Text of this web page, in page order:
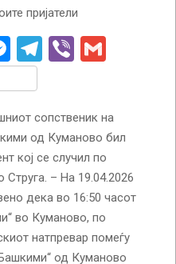
пријатели
Messenger
Telegram
Viber
сопственик на
од Куманово бил
кој се случил по
Струга. – На 19.04.2026
дека во 16:50 часот
во Куманово, по
натпревар помеѓу
од Куманово